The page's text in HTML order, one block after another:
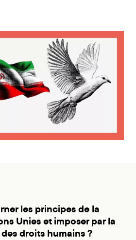
les principes de la
Unies et imposer par la
droits humains ?